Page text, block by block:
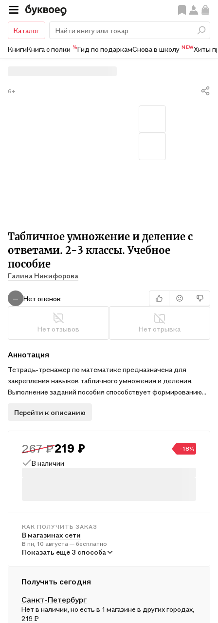
Каталог
КнигиКнига с полки %Гид по подаркамСнова в школу NEWХиты
Табличное умножение и деление с
ответами. 2-3 классы. Учебное
пособие
Галина Никифорова
6+
— Нет оценок
Нет отзывов Нет отрывка
Аннотация
Тетрадь-тренажер по математике предназначена для
закрепления навыков табличного умножения и деления.
Выполнение заданий пособия способствует формированию
работать самостоятельно и в парах, выполнению
освоения материала ребенком, выявить пробелы и
организовать дифференцированную работу по их устранению.
Перейти к описанию
267 ₽219 ₽ -18%
В наличии
КАК ПОЛУЧИТЬ ЗАКАЗ
В магазинах сети
В пн, 10 августа — бесплатно
В пунктах выдачи
Во вт, 11 августа — от 312 ₽
Почтой России
В ср, 12 августа — от 494 ₽
Показать ещё 3 способа
Получить сегодня
Санкт-Петербург
Нет в наличии, но есть в 1 магазине в других городах,
219 ₽